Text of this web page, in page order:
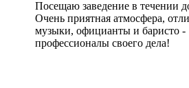
Посещаю заведение в течении
Очень приятная атмосфера,
музыки, официанты и баристо -
профессионалы своего дела!